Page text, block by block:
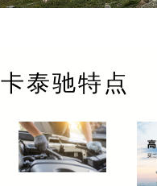
卡泰驰特点